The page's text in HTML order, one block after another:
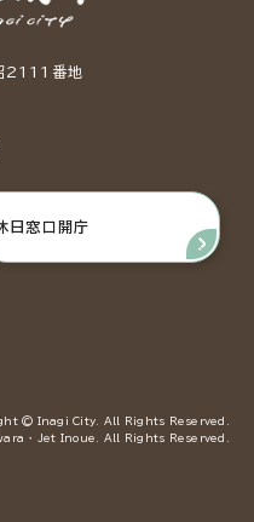
2111番地
日窓口開庁
© Inagi City. All Rights Reserved.
・ Jet Inoue. All Rights Reserved.